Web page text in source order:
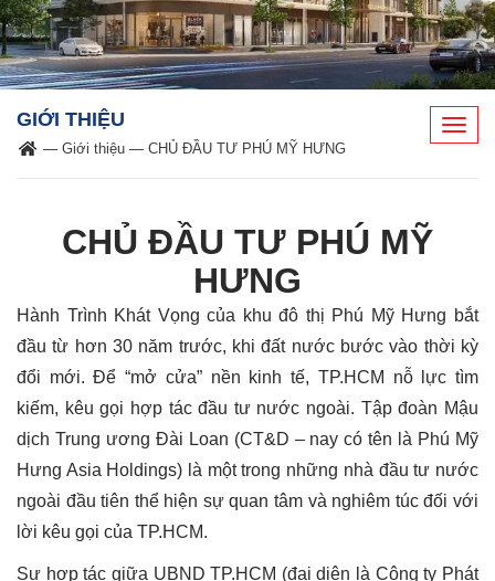
GIỚI THIỆU
— Giới thiệu — CHỦ ĐẦU TƯ PHÚ MỸ HƯNG
CHỦ ĐẦU TƯ PHÚ MỸ
HƯNG
Hành Trình Khát Vọng của khu đô thị Phú Mỹ Hưng bắt
đầu từ hơn 30 năm trước, khi đất nước bước vào thời kỳ
đổi mới. Để “mở cửa” nền kinh tế, TP.HCM nỗ lực tìm
kiếm, kêu gọi hợp tác đầu tư nước ngoài. Tập đoàn Mậu
dịch Trung ương Đài Loan (CT&D – nay có tên là Phú Mỹ
Hưng Asia Holdings) là một trong những nhà đầu tư nước
ngoài đầu tiên thể hiện sự quan tâm và nghiêm túc đối với
lời kêu gọi của TP.HCM.
Sự hợp tác giữa UBND TP.HCM (đại diện là Công ty Phát